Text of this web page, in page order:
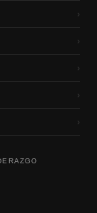
›
›
›
›
›